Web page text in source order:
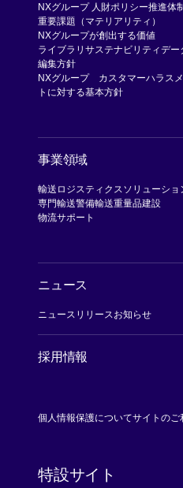
NXグループ 人財ポリシー推進体制
重要課題（マテリアリティ）
NXグループが創出する価値
ライブラリ サステナビリティデー
編集方針
NXグループ カスタマーハラス
トに対する基本方針
事業領域
輸送 ロジスティクスソリューショ
専門輸送警備輸送重量品建設
物流サポート
ニュース
ニュースリリースお知らせ
採用情報
個人情報保護についてサイトのご
特設サイト